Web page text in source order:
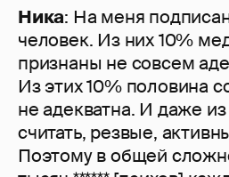
Ника: На меня
человек. Из них 10%
признаны не совсем
Из этих 10% половина
не адекватна. И даже
считать, резвые,
Поэтому в общей